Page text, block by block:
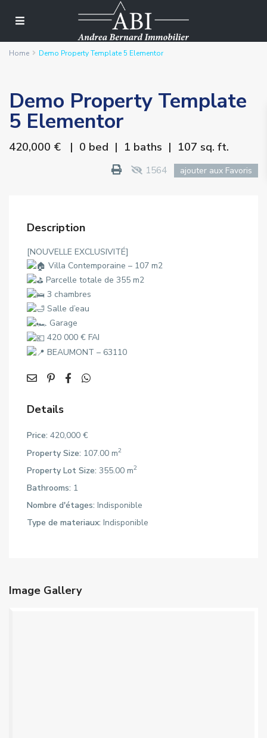
Home Demo Property Template 5 Elementor
Demo Property Template
5 Elementor
420,000 € | 0 bed | 1 baths | 107 sq. ft.
1564 ajouter aux Favoris
Description
[NOUVELLE EXCLUSIVITÉ]
Villa Contemporaine – 107 m2
Parcelle totale de 355 m2
3 chambres
Salle d’eau
Garage
420 000 € FAI
BEAUMONT – 63110
Details
Price: 420,000 €
Property Size: 107.00 m2
Property Lot Size: 355.00 m2
Bathrooms: 1
Nombre d'étages: Indisponible
Type de materiaux: Indisponible
Image Gallery